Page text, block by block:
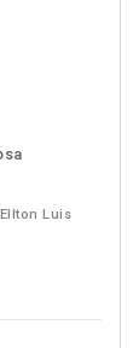
Luis